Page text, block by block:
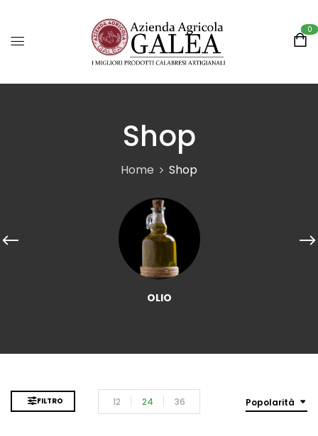
0
Shop
Home Shop
OLIO
FILTRO Popolarità
12 24 36